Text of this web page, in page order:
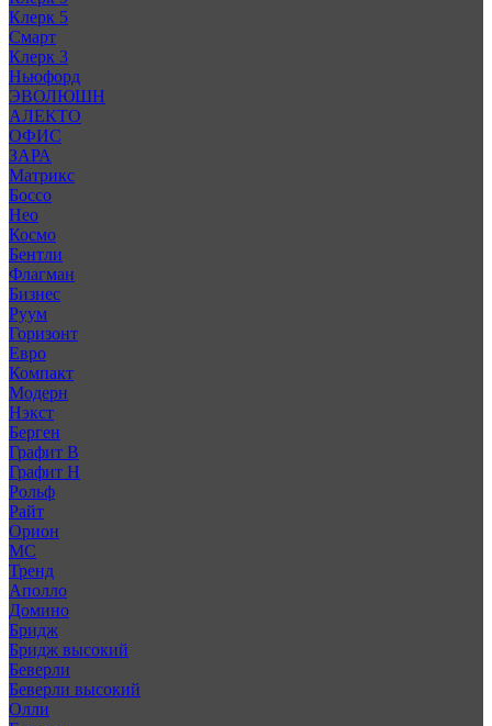
Клерк 5
Смарт
Клерк 3
Ньюфорд
ЭВОЛЮШН
АЛЕКТО
ОФИС
ЗАРА
Матрикс
Боссо
Нео
Космо
Бентли
Флагман
Бизнес
Руум
Горизонт
Евро
Компакт
Модерн
Нэкст
Берген
Графит В
Графит Н
Рольф
Райт
Орион
МС
Тренд
Аполло
Домино
Бридж
Бридж высокий
Беверли
Беверли высокий
Олли